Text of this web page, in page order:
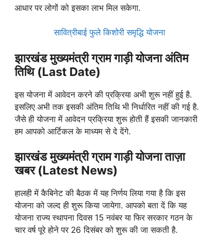
आधार पर लोगों को इसका लाभ मिल सकेगा.
सावित्रीबाई फुले किशोरी समृद्धि योजना
झारखंड मुख्यमंत्री ग्राम गाड़ी योजना अंतिम
तिथि (Last Date)
इस योजना में आवेदन करने की प्रक्रिया अभी शुरू नहीं हुई है.
इसलिए अभी तक इसकी अंतिम तिथि भी निर्धारित नहीं की गई है.
जैसे ही योजना में आवेदन प्रक्रिया शुरू होती हैं इसकी जानकारी
हम आपको आर्टिकल के माध्यम से दे देंगे.
झारखंड मुख्यमंत्री ग्राम गाड़ी योजना ताज़ा
खबर (Latest News)
हालही में कैबिनेट की बैठक में यह निर्णय लिया गया है कि इस
योजना को जल्द ही शुरू किया जायेगा. आपको बता दें कि यह
योजना राज्य स्थापना दिवस 15 नवंबर या फिर सरकार गठन के
चार वर्ष पूरे होने पर 26 दिसंबर को शुरू की जा सकती है.